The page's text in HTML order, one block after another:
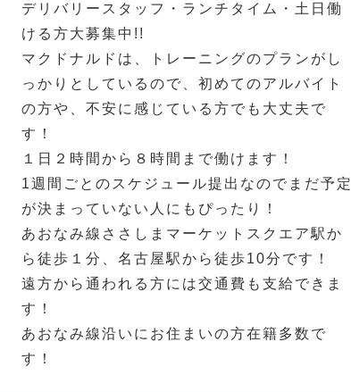
デリバリースタッフ・ランチタイム・土日働
ける方大募集中!!
マクドナルドは、トレーニングのプランがし
っかりとしているので、初めてのアルバイト
の方や、不安に感じている方でも大丈夫で
す！
１日２時間から８時間まで働けます！
1週間ごとのスケジュール提出なのでまだ予定
が決まっていない人にもぴったり！
あおなみ線ささしまマーケットスクエア駅か
ら徒歩１分、名古屋駅から徒歩10分です！
遠方から通われる方には交通費も支給できま
す！
あおなみ線沿いにお住まいの方在籍多数で
す！